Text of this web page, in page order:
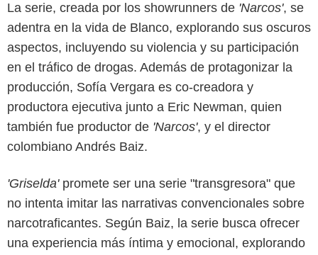
La serie, creada por los showrunners de 'Narcos', se
adentra en la vida de Blanco, explorando sus oscuros
aspectos, incluyendo su violencia y su participación
en el tráfico de drogas. Además de protagonizar la
producción, Sofía Vergara es co-creadora y
productora ejecutiva junto a Eric Newman, quien
también fue productor de 'Narcos', y el director
colombiano Andrés Baiz.
'Griselda' promete ser una serie "transgresora" que
no intenta imitar las narrativas convencionales sobre
narcotraficantes. Según Baiz, la serie busca ofrecer
una experiencia más íntima y emocional, explorando
Netflix